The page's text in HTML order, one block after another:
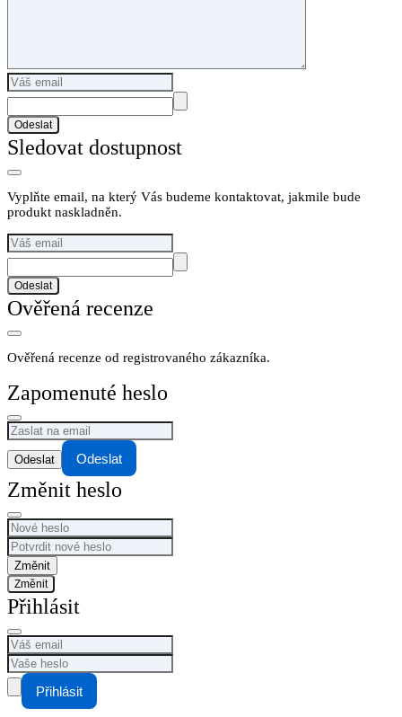
Odeslat
Sledovat dostupnost
Vyplňte email, na který Vás budeme kontaktovat, jakmile bude
produkt naskladněn.
Odeslat
Ověřená recenze
Ověřená recenze od registrovaného zákazníka.
Zapomenuté heslo
Odeslat
Změnit heslo
Změnit
Přihlásit
Přihlásit